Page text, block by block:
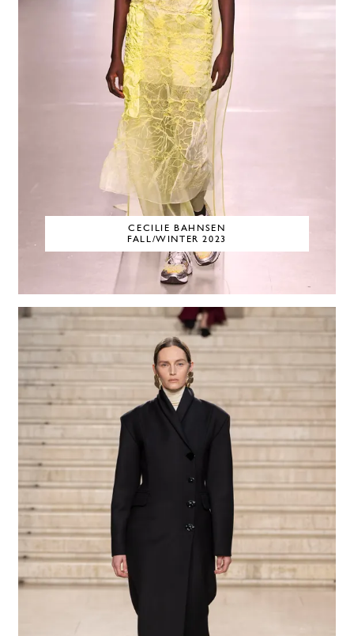
CECILIE BAHNSEN
FALL/WINTER 2023